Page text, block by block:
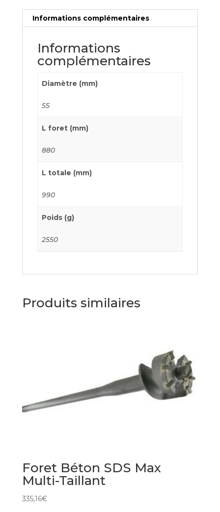
Informations complémentaires
Informations
complémentaires
Diamètre (mm)
55
L foret (mm)
880
L totale (mm)
990
Poids (g)
2550
Produits similaires
Foret Béton SDS Max
Multi-Taillant
335,16€